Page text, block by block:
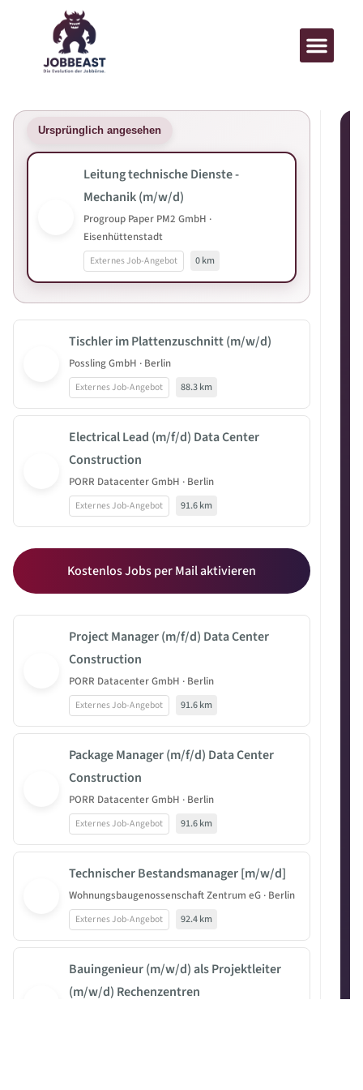
Ursprünglich angesehen
Leitung technische Dienste -
Mechanik (m/w/d)
Progroup Paper PM2 GmbH ·
Eisenhüttenstadt
Externes Job-Angebot 0 km
Tischler im Plattenzuschnitt (m/w/d)
Possling GmbH · Berlin
Externes Job-Angebot 88.3 km
Electrical Lead (m/f/d) Data Center
Construction
PORR Datacenter GmbH · Berlin
Externes Job-Angebot 91.6 km
Kostenlos Jobs per Mail aktivieren
Project Manager (m/f/d) Data Center
Construction
PORR Datacenter GmbH · Berlin
Externes Job-Angebot 91.6 km
Package Manager (m/f/d) Data Center
Construction
PORR Datacenter GmbH · Berlin
Externes Job-Angebot 91.6 km
Technischer Bestandsmanager [m/w/d]
Wohnungsbaugenossenschaft Zentrum eG · Berlin
Externes Job-Angebot 92.4 km
Bauingenieur (m/w/d) als Projektleiter
(m/w/d) Rechenzentren